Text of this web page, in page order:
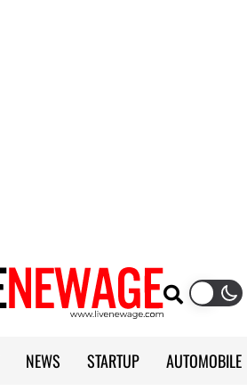
NEWS STARTUP AUTOMOBILE